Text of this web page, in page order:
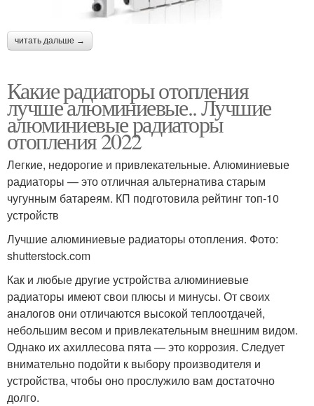
читать дальше →
Какие радиаторы отопления
лучше алюминиевые.. Лучшие
алюминиевые радиаторы
отопления 2022
Легкие, недорогие и привлекательные. Алюминиевые
радиаторы — это отличная альтернатива старым
чугунным батареям. КП подготовила рейтинг топ-10
устройств
Лучшие алюминиевые радиаторы отопления. Фото:
shutterstock.com
Как и любые другие устройства алюминиевые
радиаторы имеют свои плюсы и минусы. От своих
аналогов они отличаются высокой теплоотдачей,
небольшим весом и привлекательным внешним видом.
Однако их ахиллесова пята — это коррозия. Следует
внимательно подойти к выбору производителя и
устройства, чтобы оно прослужило вам достаточно
долго.